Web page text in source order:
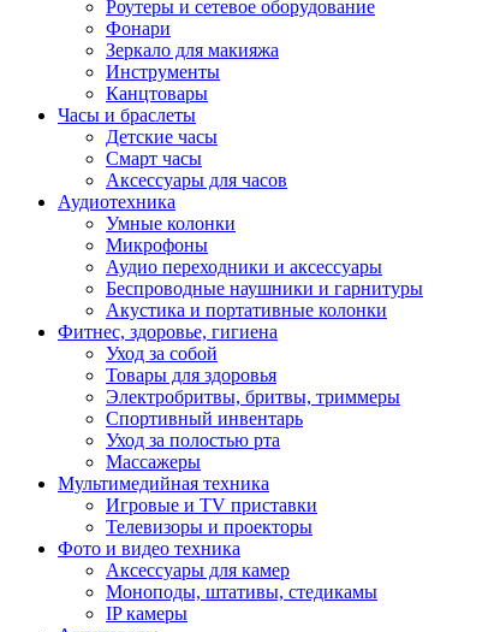
Роутеры и сетевое оборудование
Фонари
Зеркало для макияжа
Инструменты
Канцтовары
Часы и браслеты
Детские часы
Смарт часы
Аксессуары для часов
Аудиотехника
Умные колонки
Микрофоны
Аудио переходники и аксессуары
Беспроводные наушники и гарнитуры
Акустика и портативные колонки
Фитнес, здоровье, гигиена
Уход за собой
Товары для здоровья
Электробритвы, бритвы, триммеры
Спортивный инвентарь
Уход за полостью рта
Массажеры
Мультимедийная техника
Игровые и TV приставки
Телевизоры и проекторы
Фото и видео техника
Аксессуары для камер
Моноподы, штативы, стедикамы
IP камеры